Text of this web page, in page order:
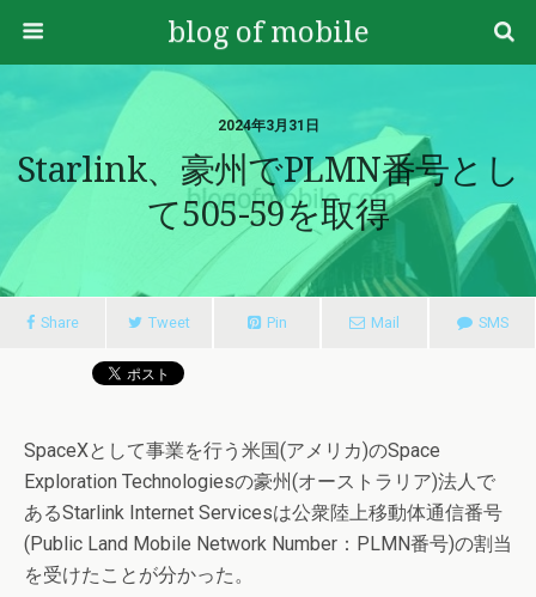
blog of mobile
2024年3月31日
Starlink、豪州でPLMN番号とし
て505-59を取得
Share Tweet Pin Mail SMS
SpaceXとして事業を行う米国(アメリカ)のSpace
Exploration Technologiesの豪州(オーストラリア)法人で
あるStarlink Internet Servicesは公衆陸上移動体通信番号
(Public Land Mobile Network Number：PLMN番号)の割当
を受けたことが分かった。